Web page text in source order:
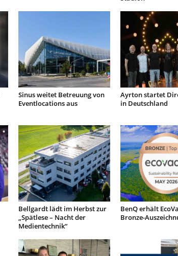
Sinus weitet Betreuung von
Eventlocations aus
Ayrton startet
in Deutschland
Bellgardt lädt im Herbst zur
„Spätlese – Nacht der
Medientechnik“
BenQ erhält
Bronze-